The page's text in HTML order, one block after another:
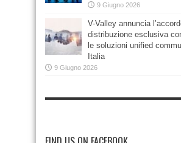
9 Giugno 2026
V-Valley annuncia
distribuzione esclusiva
le soluzioni unified
Italia
9 Giugno 2026